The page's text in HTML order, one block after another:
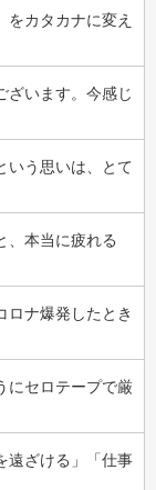
をカタカナに変え
ざいます。今感じ
いう思いは、とて
、本当に疲れる
ロナ爆発したとき
にセロテープで厳
遠ざける」「仕事